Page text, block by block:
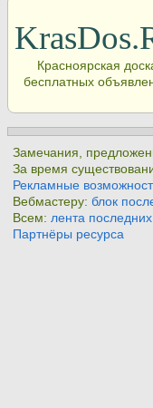
Красноярская
бесплатных
Замечания,
За время
Рекламные
Вебмастеру:блок
Всем: лента
Партнёры ресурса